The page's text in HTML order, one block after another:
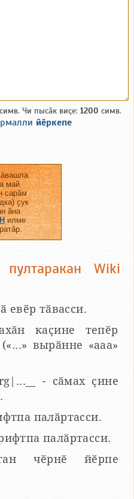
симв. Чи пысӑк виҫе: 1200 симв.
йӗркепе
май
сарӑм
ҫук
ӑна
илме
Wiki
евӗр тӑвасси.
каҫине тепӗр
вырӑнне «ааа»
- сӑмах ҫине
палӑртасси.
палӑртасси.
чӗрнӗ йӗрпе